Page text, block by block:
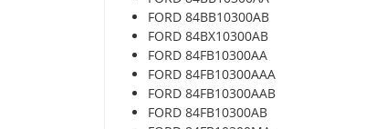
FORD 84BB10300AB
FORD 84BX10300AB
FORD 84FB10300AA
FORD 84FB10300AAA
FORD 84FB10300AAB
FORD 84FB10300AB